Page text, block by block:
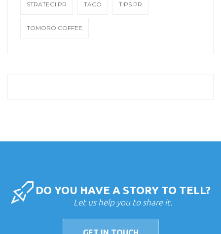
STRATEGI PR TACO TIPS PR
TOMORO COFFEE
DO YOU HAVE A STORY TO TELL?
Let us help you to share it.